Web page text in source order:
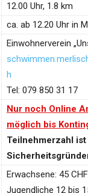
12.00 Uhr, 1.8 km
ca. ab 12.20 Uhr in
Einwohnerverein
h
Tel: 079 850 31 17
Nur noch Online
möglich bis
Teilnehmerzahl ist
Erwachsene: 45
Jugendliche 12 bis